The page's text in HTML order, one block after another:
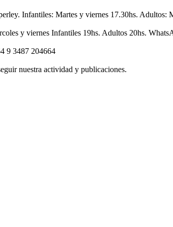
Infantiles: Martes y viernes 17.30hs. Adultos:
y viernes Infantiles 19hs. Adultos 20hs.
9 3487 204664
nuestra actividad y publicaciones.